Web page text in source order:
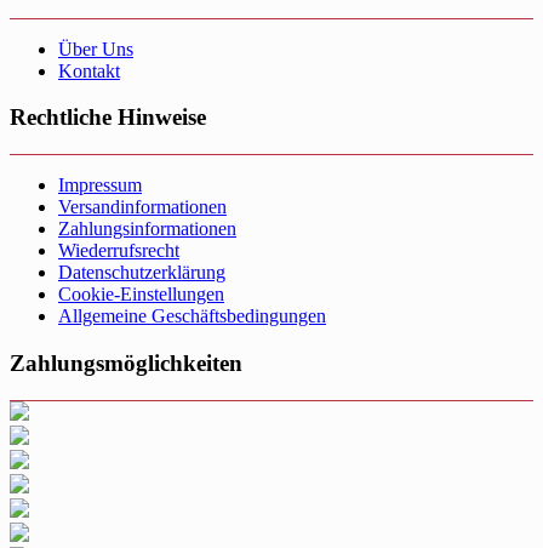
Über Uns
Kontakt
Rechtliche Hinweise
Impressum
Versandinformationen
Zahlungsinformationen
Wiederrufsrecht
Datenschutzerklärung
Cookie-Einstellungen
Allgemeine Geschäftsbedingungen
Zahlungsmöglichkeiten